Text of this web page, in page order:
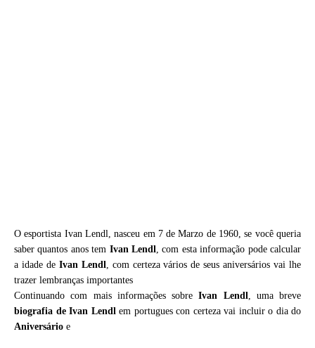
O esportista Ivan Lendl, nasceu em 7 de Marzo de 1960, se você queria
saber quantos anos tem Ivan Lendl, com esta informação pode calcular
a idade de Ivan Lendl, com certeza vários de seus aniversários vai lhe
trazer lembranças importantes
Continuando com mais informações sobreIvan Lendl, uma breve
biografia de Ivan Lendlem portugues con certeza vai incluir o dia do
Aniversário e